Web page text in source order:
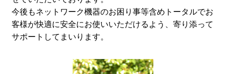
今後もネットワーク機器のお困り事等含めトータルでお
客様が快適に安全にお使いいただけるよう、寄り添って
サポートしてまいります。